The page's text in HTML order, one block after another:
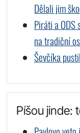
Dělali jim
Piráti a ODS
na tradiční
Ševčíka
Píšou jinde: